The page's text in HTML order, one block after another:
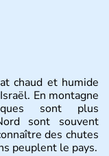
chaud et humide
En montagne
sont plus
sont souvent
des chutes
peuplent le pays.